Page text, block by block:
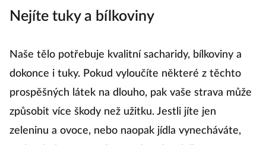
Nejíte tuky a bílkoviny
Naše tělo potřebuje kvalitní sacharidy, bílkoviny a
dokonce i tuky. Pokud vyloučíte některé z těchto
prospěšných látek na dlouho, pak vaše strava může
způsobit více škody než užitku. Jestli jíte jen
zeleninu a ovoce, nebo naopak jídla vynecháváte,